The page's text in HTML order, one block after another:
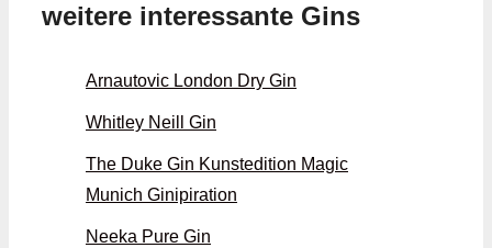
weitere interessante Gins
Arnautovic London Dry Gin
Whitley Neill Gin
The Duke Gin Kunstedition Magic
Munich Ginipiration
Neeka Pure Gin